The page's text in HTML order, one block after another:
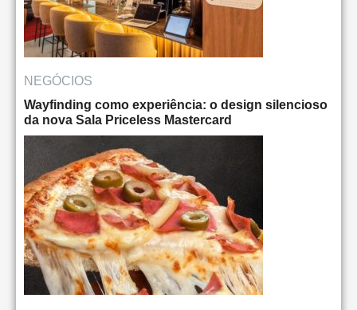
NEGÓCIOS
Wayfinding como experiência: o design silencioso
da nova Sala Priceless Mastercard